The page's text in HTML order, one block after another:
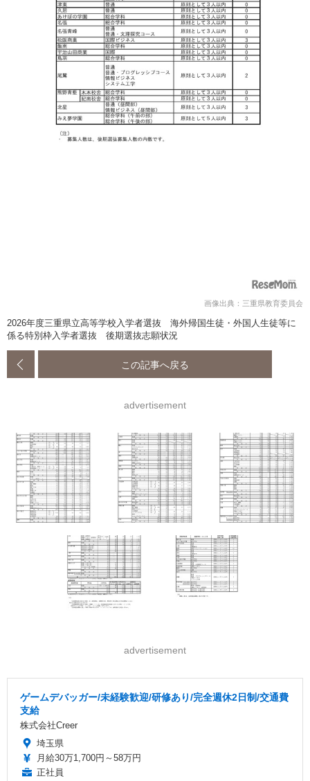
画像出典：三重県教育委員会
2026年度三重県立高等学校入学者選抜 海外帰国生徒・外国人生徒等に
係る特別枠入学者選抜 後期選抜志願状況
この記事へ戻る
advertisement
advertisement
ゲームデバッガー/未経験歓迎/研修あり/完全週休2日制/交通費
支給
株式会社Creer
埼玉県
月給30万1,700円～58万円
正社員